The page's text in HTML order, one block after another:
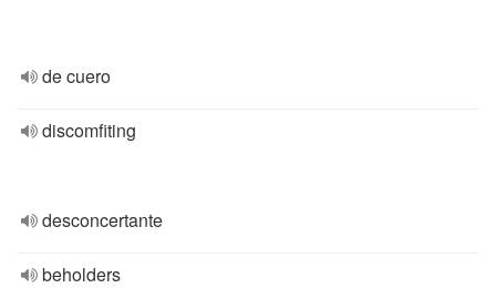
de cuero
discomfiting
desconcertante
beholders